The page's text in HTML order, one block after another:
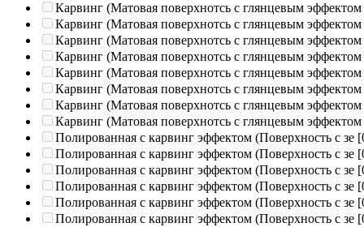
Карвинг (Матовая поверхнотсь с глянцевым эффектом
Карвинг (Матовая поверхнотсь с глянцевым эффектом
Карвинг (Матовая поверхнотсь с глянцевым эффектом
Карвинг (Матовая поверхнотсь с глянцевым эффектом
Карвинг (Матовая поверхнотсь с глянцевым эффектом
Карвинг (Матовая поверхнотсь с глянцевым эффектом
Карвинг (Матовая поверхнотсь с глянцевым эффектом
Карвинг (Матовая поверхнотсь с глянцевым эффектом
Полированная c карвинг эффектом (Поверхность с зе
Полированная c карвинг эффектом (Поверхность с зе
Полированная c карвинг эффектом (Поверхность с зе
Полированная c карвинг эффектом (Поверхность с зе
Полированная c карвинг эффектом (Поверхность с зе
Полированная c карвинг эффектом (Поверхность с зе